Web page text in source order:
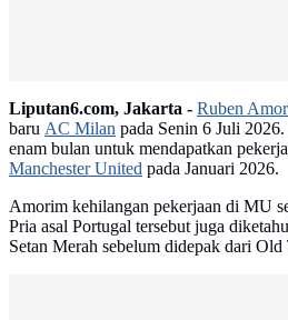
Liputan6.com, Jakarta - Ruben
baru AC Milan pada Senin 6 Juli
enam bulan untuk mendapatkan
Manchester United pada Januari 2026.
Amorim kehilangan pekerjaan di MU
Pria asal Portugal tersebut juga
Setan Merah sebelum didepak dari